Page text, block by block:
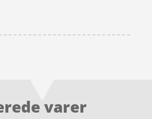
varer